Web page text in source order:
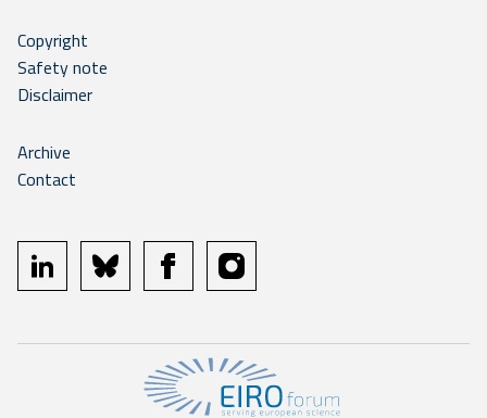
Copyright
Safety note
Disclaimer
Archive
Contact
linkedin bluesky facebookinstagram